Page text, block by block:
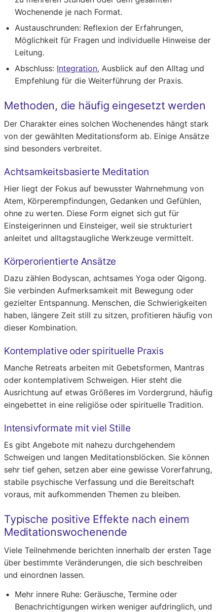
Wochenende je nach Format.
Austauschrunden: Reflexion der Erfahrungen,
Möglichkeit für Fragen und individuelle Hinweise der
Leitung.
Abschluss: Integration, Ausblick auf den Alltag und
Empfehlung für die Weiterführung der Praxis.
Methoden, die häufig eingesetzt werden
Der Charakter eines solchen Wochenendes hängt stark
von der gewählten Meditationsform ab. Einige Ansätze
sind besonders verbreitet.
Achtsamkeitsbasierte Meditation
Hier liegt der Fokus auf bewusster Wahrnehmung von
Atem, Körperempfindungen, Gedanken und Gefühlen,
ohne zu werten. Diese Form eignet sich gut für
Einsteigerinnen und Einsteiger, weil sie strukturiert
anleitet und alltagstaugliche Werkzeuge vermittelt.
Körperorientierte Ansätze
Dazu zählen Bodyscan, achtsames Yoga oder Qigong.
Sie verbinden Aufmerksamkeit mit Bewegung oder
gezielter Entspannung. Menschen, die Schwierigkeiten
haben, längere Zeit still zu sitzen, profitieren häufig von
dieser Kombination.
Kontemplative oder spirituelle Praxis
Manche Retreats arbeiten mit Gebetsformen, Mantras
oder kontemplativem Schweigen. Hier steht die
Ausrichtung auf etwas Größeres im Vordergrund, häufig
eingebettet in eine religiöse oder spirituelle Tradition.
Intensivformate mit viel Stille
Es gibt Angebote mit nahezu durchgehendem
Schweigen und langen Meditationsblöcken. Sie können
sehr tief gehen, setzen aber eine gewisse Vorerfahrung,
stabile psychische Verfassung und die Bereitschaft
voraus, mit aufkommenden Themen zu bleiben.
Typische positive Effekte nach einem
Meditationswochenende
Viele Teilnehmende berichten innerhalb der ersten Tage
über bestimmte Veränderungen, die sich beschreiben
und einordnen lassen.
Mehr innere Ruhe: Geräusche, Termine oder
Benachrichtigungen wirken weniger aufdringlich, und